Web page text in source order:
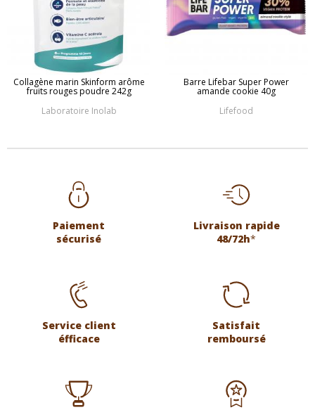
Collagène marin Skinform arôme
fruits rouges poudre 242g
Laboratoire Inolab
Barre Lifebar Super Power
amande cookie 40g
Lifefood
Paiement
sécurisé
Livraison rapide
48/72h*
Service client
éfficace
Satisfait
remboursé